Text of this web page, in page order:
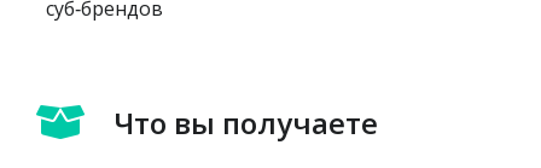
суб‑брендов
Что вы получаете